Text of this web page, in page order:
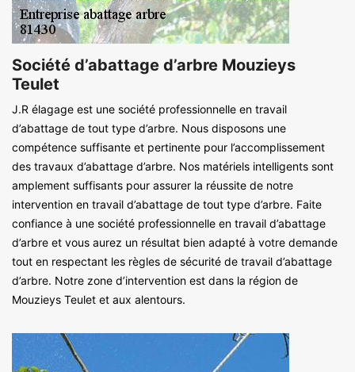
Société d’abattage d’arbre Mouzieys
Teulet
J.R élagage est une société professionnelle en travail
d’abattage de tout type d’arbre. Nous disposons une
compétence suffisante et pertinente pour l’accomplissement
des travaux d’abattage d’arbre. Nos matériels intelligents sont
amplement suffisants pour assurer la réussite de notre
intervention en travail d’abattage de tout type d’arbre. Faite
confiance à une société professionnelle en travail d’abattage
d’arbre et vous aurez un résultat bien adapté à votre demande
tout en respectant les règles de sécurité de travail d’abattage
d’arbre. Notre zone d’intervention est dans la région de
Mouzieys Teulet et aux alentours.